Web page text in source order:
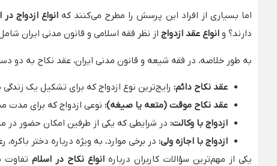
اما بسیاری از افراد این پرسش را مطرح می‌کنند کهانواع ازدواج
دارند؟ و انواع عقد ازدواج از نظر فقه اسلامی و قانون مدنی ایران
به طور خلاصه، در فقه شیعه و قانون مدنی ایران، عقد نکاح به دو
عقد نکاح دائم: رایج‌ترین نوع ازدواج که برای تشکیل یک
عقد نکاح موقت (متعه یا صیغه): نوعی ازدواج که برای
ازدواج با وکالت: در شرایطی که یکی از طرفین امکان حضور در
ازدواج با اجازه ولی: در برخی موارد، به ویژه درباره دختر
یکی از مهم‌ترین سؤالات کاربران درباره انواع نکاح در اسلام تفاوت